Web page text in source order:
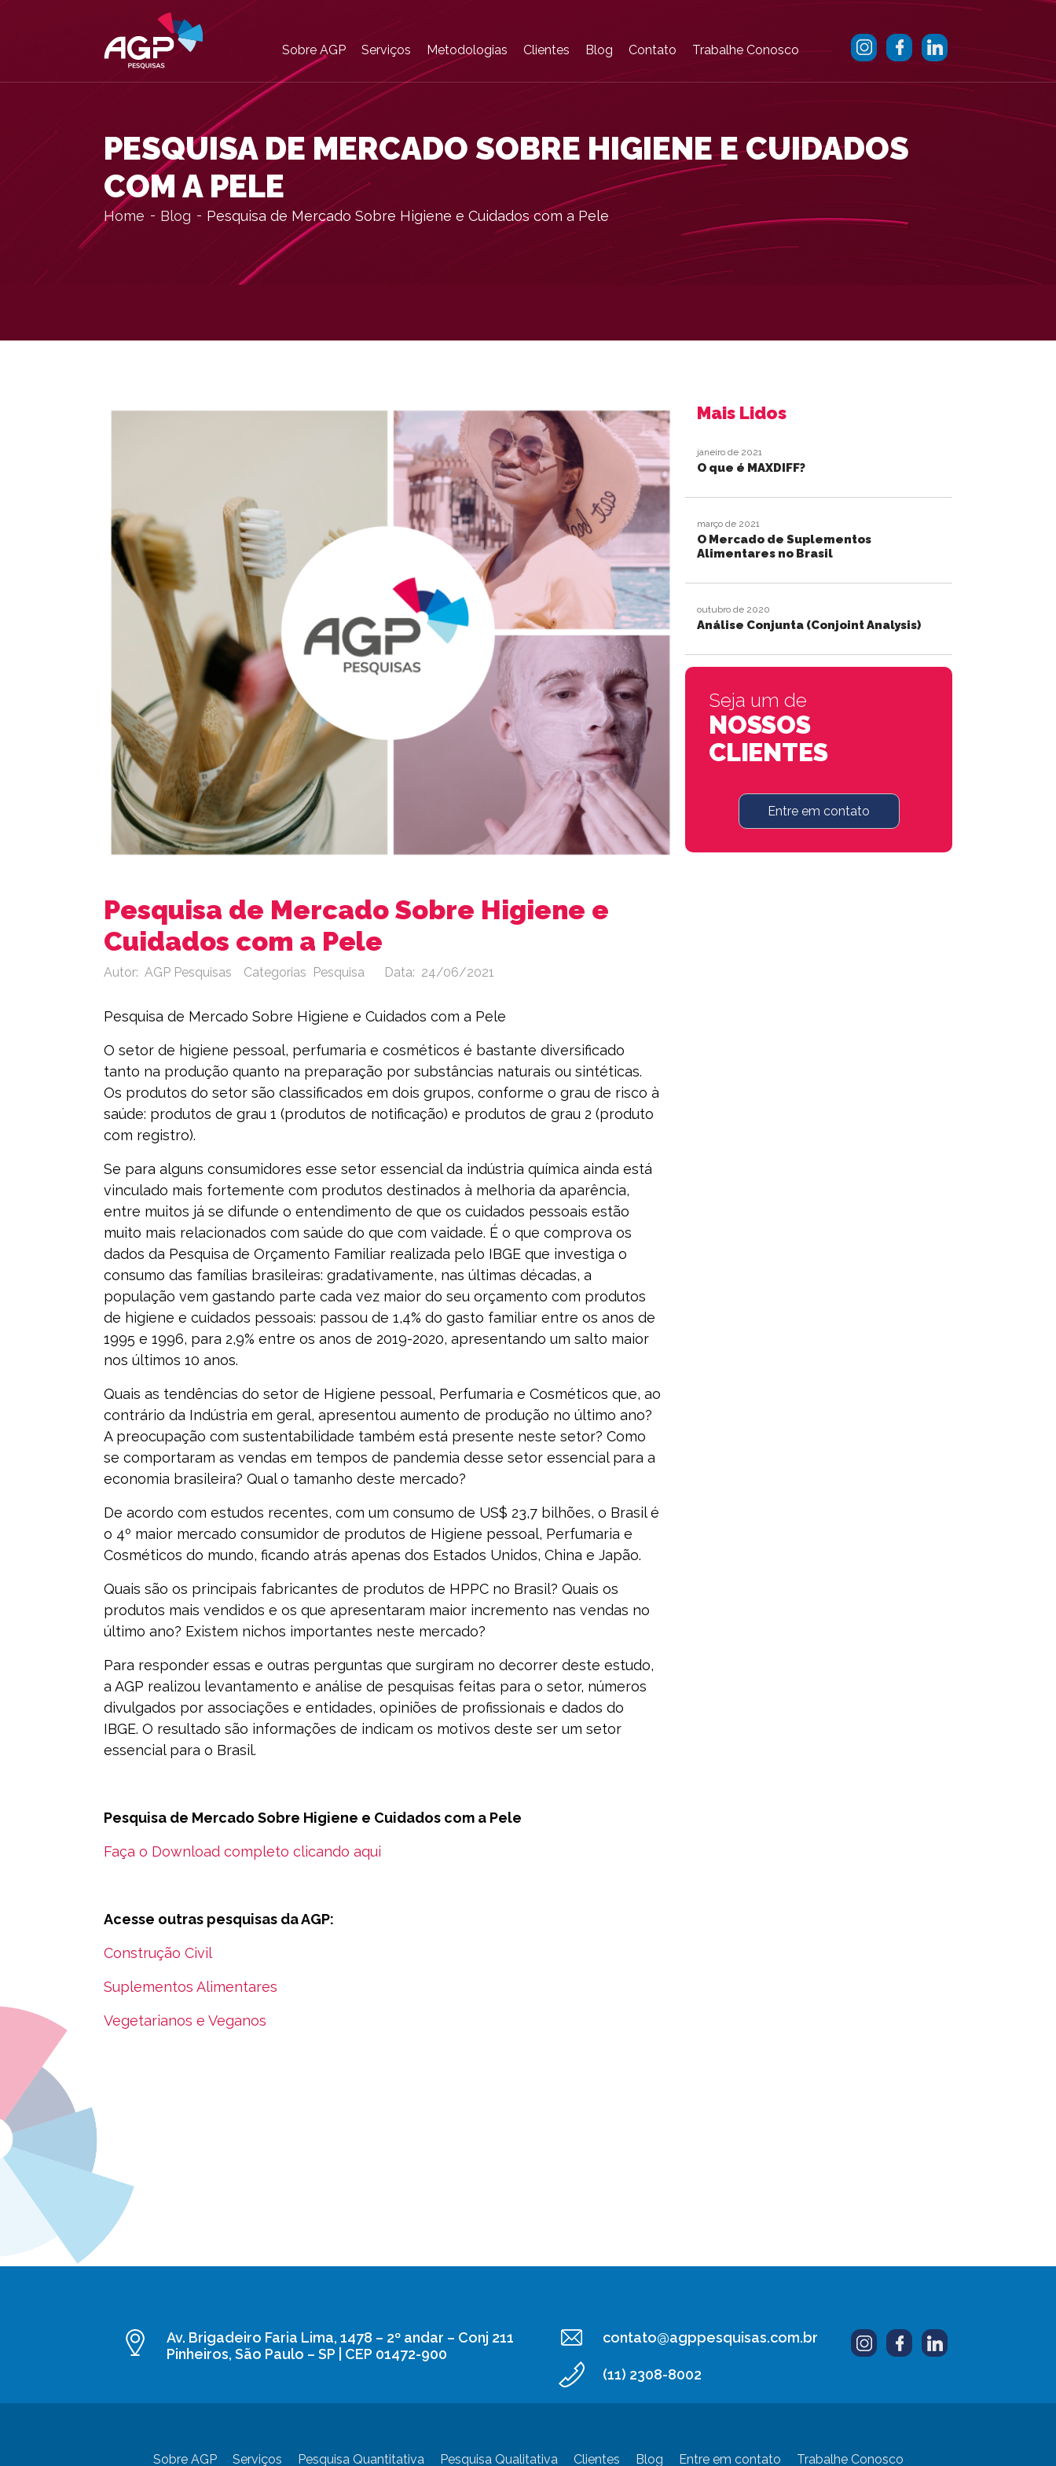
Sobre AGP Serviços Metodologias Clientes Blog Contato Trabalhe Conosco
PESQUISA DE MERCADO SOBRE HIGIENE E CUIDADOS
COM A PELE
Home Blog Pesquisa de Mercado Sobre Higiene e Cuidados com a Pele
Pesquisa de Mercado Sobre Higiene e
Cuidados com a Pele
Autor: AGP Pesquisas Categorias Pesquisa Data: 24/06/2021
Pesquisa de Mercado Sobre Higiene e Cuidados com a Pele
O setor de higiene pessoal, perfumaria e cosméticos é bastante diversificado
tanto na produção quanto na preparação por substâncias naturais ou sintéticas.
Os produtos do setor são classificados em dois grupos, conforme o grau de risco à
saúde: produtos de grau 1 (produtos de notificação) e produtos de grau 2 (produto
com registro).
Se para alguns consumidores esse setor essencial da indústria química ainda está
vinculado mais fortemente com produtos destinados à melhoria da aparência,
entre muitos já se difunde o entendimento de que os cuidados pessoais estão
muito mais relacionados com saúde do que com vaidade. É o que comprova os
dados da Pesquisa de Orçamento Familiar realizada pelo IBGE que investiga o
consumo das famílias brasileiras: gradativamente, nas últimas décadas, a
população vem gastando parte cada vez maior do seu orçamento com produtos
de higiene e cuidados pessoais: passou de 1,4% do gasto familiar entre os anos de
1995 e 1996, para 2,9% entre os anos de 2019-2020, apresentando um salto maior
nos últimos 10 anos.
Quais as tendências do setor de Higiene pessoal, Perfumaria e Cosméticos que, ao
contrário da Indústria em geral, apresentou aumento de produção no último ano?
A preocupação com sustentabilidade também está presente neste setor? Como
se comportaram as vendas em tempos de pandemia desse setor essencial para a
economia brasileira? Qual o tamanho deste mercado?
De acordo com estudos recentes, com um consumo de US$ 23,7 bilhões, o Brasil é
o 4º maior mercado consumidor de produtos de Higiene pessoal, Perfumaria e
Cosméticos do mundo, ficando atrás apenas dos Estados Unidos, China e Japão.
Quais são os principais fabricantes de produtos de HPPC no Brasil? Quais os
produtos mais vendidos e os que apresentaram maior incremento nas vendas no
último ano? Existem nichos importantes neste mercado?
Para responder essas e outras perguntas que surgiram no decorrer deste estudo,
a AGP realizou levantamento e análise de pesquisas feitas para o setor, números
divulgados por associações e entidades, opiniões de profissionais e dados do
IBGE. O resultado são informações de indicam os motivos deste ser um setor
essencial para o Brasil.
Pesquisa de Mercado Sobre Higiene e Cuidados com a Pele
Faça o Download completo clicando aqui
Acesse outras pesquisas da AGP:
Construção Civil
Suplementos Alimentares
Vegetarianos e Veganos
Mais Lidos
janeiro de 2021
O que é MAXDIFF?
março de 2021
O Mercado de Suplementos
Alimentares no Brasil
outubro de 2020
Análise Conjunta (Conjoint Analysis)
Seja um de
NOSSOS
CLIENTES
Entre em contato
Av. Brigadeiro Faria Lima, 1478 – 2º andar – Conj 211
Pinheiros, São Paulo – SP | CEP 01472-900
contato@agppesquisas.com.br
(11) 2308-8002
Sobre AGP Serviços Pesquisa Quantitativa Pesquisa Qualitativa Clientes Blog Entre em contato Trabalhe Conosco